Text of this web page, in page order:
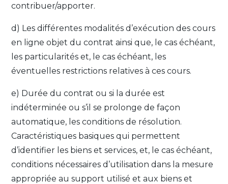
contribuer/apporter.
d) Les différentes modalités d’exécution des cours
en ligne objet du contrat ainsi que, le cas échéant,
les particularités et, le cas échéant, les
éventuelles restrictions relatives à ces cours.
e) Durée du contrat ou si la durée est
indéterminée ou s’il se prolonge de façon
automatique, les conditions de résolution.
Caractéristiques basiques qui permettent
d’identifier les biens et services, et, le cas échéant,
conditions nécessaires d’utilisation dans la mesure
appropriée au support utilisé et aux biens et